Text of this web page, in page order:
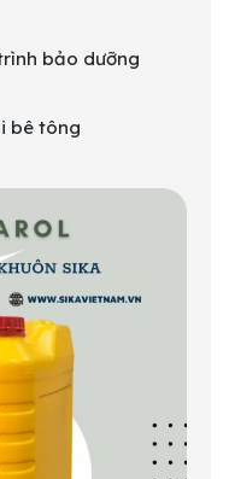
bảo dưỡng
bê tông